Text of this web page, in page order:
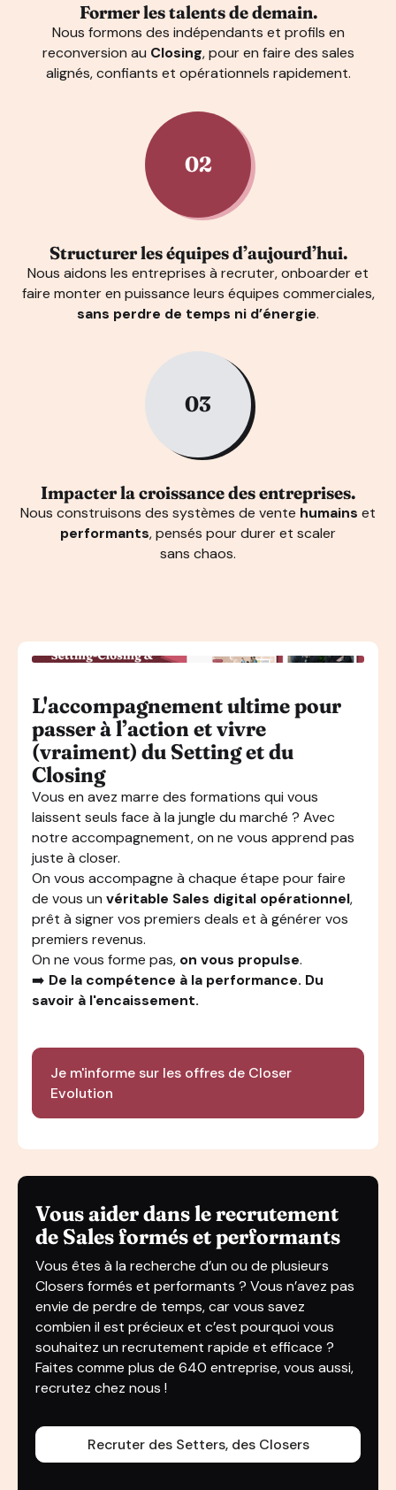
Former les talents de demain.
Nous formons des indépendants et profils en
reconversion au Closing, pour en faire des sales
alignés, confiants et opérationnels rapidement.
02
Structurer les équipes d’aujourd’hui.
Nous aidons les entreprises à recruter, onboarder et
faire monter en puissance leurs équipes commerciales,
sans perdre de temps ni d’énergie.
03
Impacter la croissance des entreprises.
Nous construisons des systèmes de vente humains et
performants, pensés pour durer et scaler
sans chaos.
L'accompagnement ultime pour
passer à l’action et vivre
(vraiment) du Setting et du
Closing
Vous en avez marre des formations qui vous
laissent seuls face à la jungle du marché ? Avec
notre accompagnement, on ne vous apprend pas
juste à closer.
On vous accompagne à chaque étape pour faire
de vous un véritable Sales digital opérationnel,
prêt à signer vos premiers deals et à générer vos
premiers revenus.
On ne vous forme pas, on vous propulse.
➡️ De la compétence à la performance. Du
savoir à l'encaissement.
Je m'informe sur les offres de Closer
Evolution
Vous aider dans le recrutement
de Sales formés et performants
Vous êtes à la recherche d’un ou de plusieurs
Closers formés et performants ? Vous n’avez pas
envie de perdre de temps, car vous savez
combien il est précieux et c’est pourquoi vous
souhaitez un recrutement rapide et efficace ?
Faites comme plus de 640 entreprise, vous aussi,
recrutez chez nous !
Recruter des Setters, des Closers